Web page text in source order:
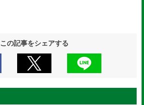
この記事をシェアする